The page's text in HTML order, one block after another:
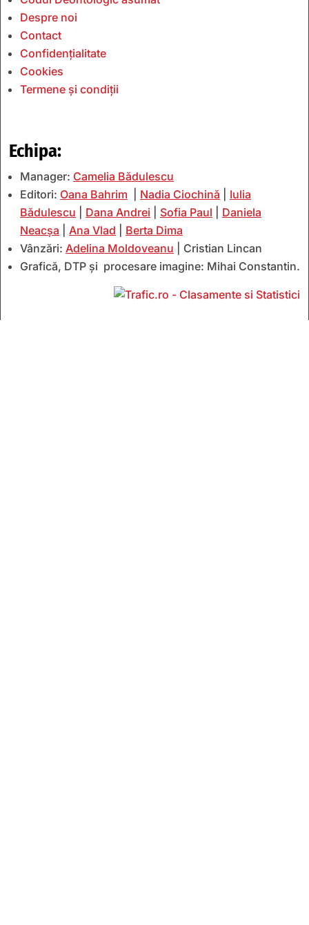
Despre noi
Contact
Confidențialitate
Cookies
Termene și condiții
Echipa:
Manager: Camelia Bădulescu
Editori: Oana Bahrim Nadia Ciochină
Iulia
Bădulescu
Dana Andrei Sofia Paul
Daniela
Neacșa
Ana Vlad
Berta Dima
Vânzări: Adelina Moldoveanu | Cristian Lincan
Grafică, DTP și procesare imagine: Mihai Constantin.